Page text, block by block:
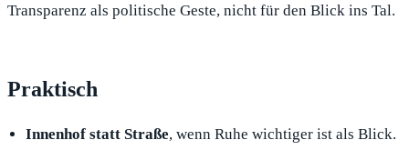
Transparenz als politische Geste, nicht für den Blick ins Tal.
Praktisch
Innenhof statt Straße, wenn Ruhe wichtiger ist als Blick.